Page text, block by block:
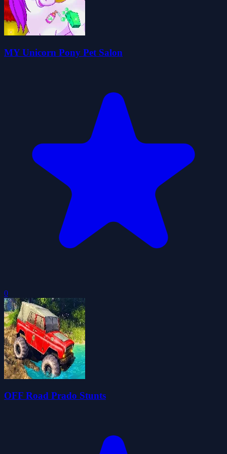
MY Unicorn Pony Pet Salon
0
OFF Road Prado Stunts